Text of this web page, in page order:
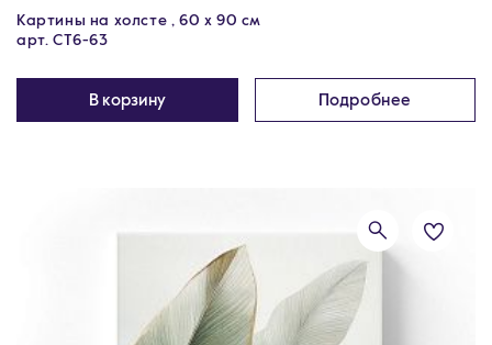
Картины на холсте , 60 х 90 см
арт. CT6-63
В корзину Подробнее